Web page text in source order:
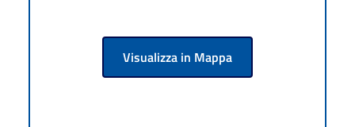
Visualizza in Mappa